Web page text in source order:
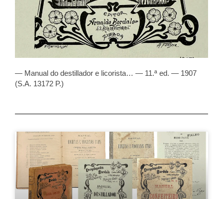
— Manual do destillador e licorista… — 11.ª ed. — 1907
(S.A. 13172 P.)